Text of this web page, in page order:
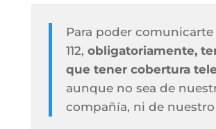
Para poder comunicarte
112, obligatoriamente,
que tener cobertura
aunque no sea de
compañía, ni de nuestro